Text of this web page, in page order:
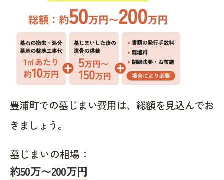
豊浦町での墓じまい費用は、総額を見込んでお
きましょう。
墓じまいの相場：
約50万〜200万円